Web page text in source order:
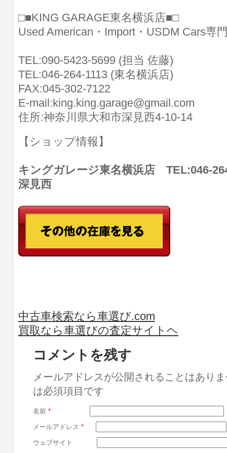
□■KING GARAGE東名横浜店■□
Used American・Import・USDM Cars専
TEL:090-5423-5699 (担当 佐藤)
TEL:046-264-1113 (東名横浜店)
FAX:045-302-7122
E-mail:king.king.garage@gmail.com
住所:神奈川県大和市深見西4-10-14
【ショップ情報】
キングガレージ東名横浜店 TEL:046-
深見西
中古車検索なら車選び.com
買取なら車選びの査定サイトヘ
コメントを残す
メールアドレスが公開されることはあり
は必須項目です
名前 *
メールアドレス *
ウェブサイト